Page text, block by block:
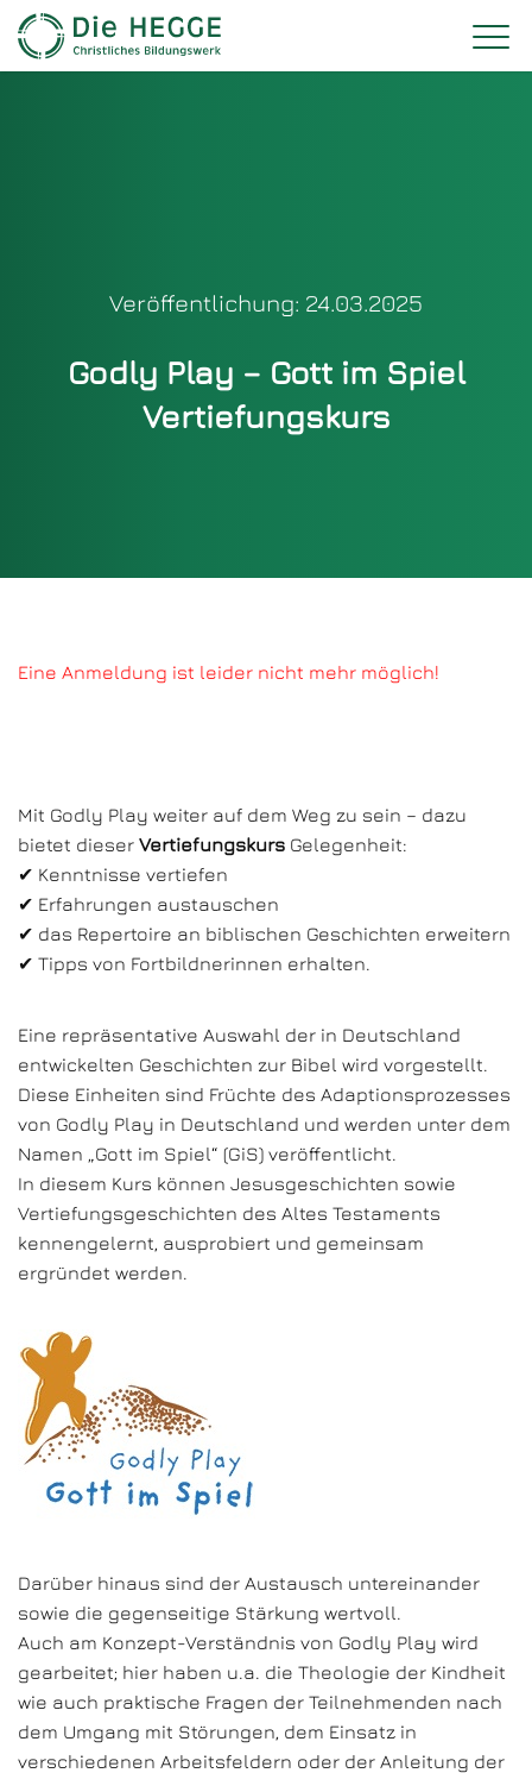
Veröffentlichung: 24.03.2025
Godly Play – Gott im Spiel
Vertiefungskurs
Eine Anmeldung ist leider nicht mehr möglich!
Mit Godly Play weiter auf dem Weg zu sein – dazu
bietet dieser Vertiefungskurs Gelegenheit:
✔ Kenntnisse vertiefen
✔ Erfahrungen austauschen
✔ das Repertoire an biblischen Geschichten erweitern
✔ Tipps von Fortbildnerinnen erhalten.
Eine repräsentative Auswahl der in Deutschland
entwickelten Geschichten zur Bibel wird vorgestellt.
Diese Einheiten sind Früchte des Adaptionsprozesses
von Godly Play in Deutschland und werden unter dem
Namen „Gott im Spiel“ (GiS) veröffentlicht.
In diesem Kurs können Jesusgeschichten sowie
Vertiefungsgeschichten des Altes Testaments
kennengelernt, ausprobiert und gemeinsam
ergründet werden.
Darüber hinaus sind der Austausch untereinander
sowie die gegenseitige Stärkung wertvoll.
Auch am Konzept-Verständnis von Godly Play wird
gearbeitet; hier haben u.a. die Theologie der Kindheit
wie auch praktische Fragen der Teilnehmenden nach
dem Umgang mit Störungen, dem Einsatz in
verschiedenen Arbeitsfeldern oder der Anleitung der